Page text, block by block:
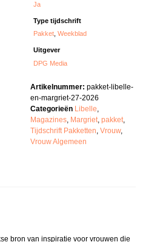
Ja
Type tijdschrift
Pakket,Weekblad
Uitgever
DPG Media
Artikelnummer: pakket-libelle-
en-margriet-27-2026
Categorieën Libelle,
Magazines, Margriet, pakket,
Tijdschrift Pakketten, Vrouw,
Vrouw Algemeen
bron van inspiratie voor vrouwen die